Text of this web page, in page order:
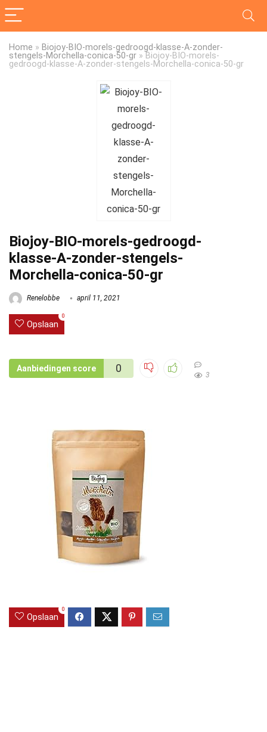
Home » Biojoy-BIO-morels-gedroogd-klasse-A-zonder-
stengels-Morchella-conica-50-gr » Biojoy-BIO-morels-
gedroogd-klasse-A-zonder-stengels-Morchella-conica-50-gr
Biojoy-BIO-morels-gedroogd-
klasse-A-zonder-stengels-
Morchella-conica-50-gr
Renelobbe april 11, 2021
Opslaan
0
Aanbiedingen score 0
3
Opslaan
0